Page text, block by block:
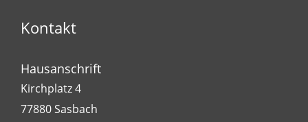
Kontakt
Hausanschrift
Kirchplatz 4
77880Sasbach